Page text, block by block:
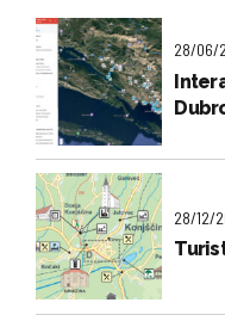
28/06/
28/12/